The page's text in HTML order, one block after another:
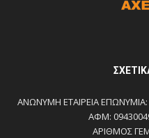
ΑΝΩΝΥΜΗ ΕΤΑΙΡΕΙΑ
ΑΦΜ:
ΑΡΙΘΜΟΣ